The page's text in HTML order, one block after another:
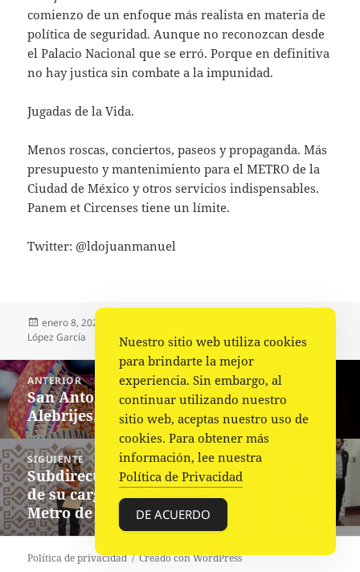
comienzo de un enfoque más realista en materia de
política de seguridad. Aunque no reconozcan desde
el Palacio Nacional que se erró. Porque en definitiva
no hay justica sin combate a la impunidad.
Jugadas de la Vida.
Menos roscas, conciertos, paseos y propaganda. Más
presupuesto y mantenimiento para el METRO de la
Ciudad de México y otros servicios indispensables.
Panem et Circenses tiene un límite.
Twitter: @ldojuanmanuel
Publicado
el
enero 8, 2023
López García
Navegación
de
entradas
ANTERIOR
Entrada
anterior:
San Antonio Arrazola y sus bellos
Alebrijes.
SIGUIENTE
Siguiente
entrada:
Subdirector de operaciones es separado
de su cargo tras choque de trenes en el
Metro de la Ciudad de México
Política de privacidad Creado con WordPress
Nuestro sitio web utiliza cookies
para brindarte la mejor
experiencia. Sin embargo, al
continuar utilizando nuestro
sitio web, aceptas nuestro uso de
cookies. Para obtener más
información, lee nuestra
Política de Privacidad
DE ACUERDO